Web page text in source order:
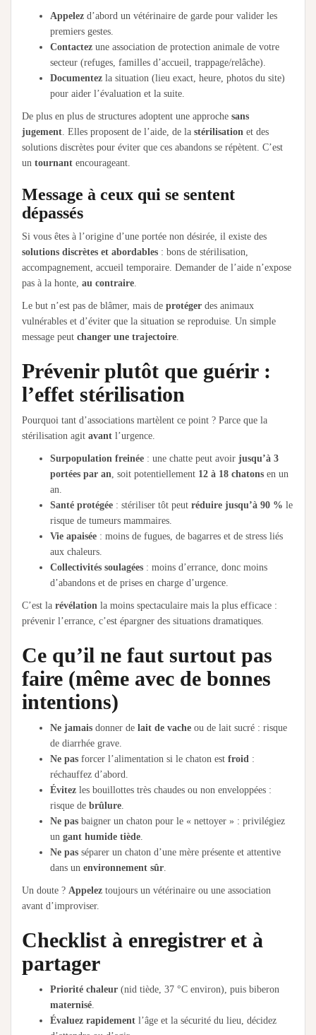
Appelez d’abord un vétérinaire de garde pour valider les
premiers gestes.
Contactez une association de protection animale de votre
secteur (refuges, familles d’accueil, trappage/relâche).
Documentez la situation (lieu exact, heure, photos du site)
pour aider l’évaluation et la suite.
De plus en plus de structures adoptent une approche sans
jugement. Elles proposent de l’aide, de la stérilisation et des
solutions discrètes pour éviter que ces abandons se répètent. C’est
un tournant encourageant.
Message à ceux qui se sentent
dépassés
Si vous êtes à l’origine d’une portée non désirée, il existe des
solutions discrètes et abordables : bons de stérilisation,
accompagnement, accueil temporaire. Demander de l’aide n’expose
pas à la honte, au contraire.
Le but n’est pas de blâmer, mais de protéger des animaux
vulnérables et d’éviter que la situation se reproduise. Un simple
message peut changer une trajectoire.
Prévenir plutôt que guérir :
l’effet stérilisation
Pourquoi tant d’associations martèlent ce point ? Parce que la
stérilisation agit avant l’urgence.
Surpopulation freinée : une chatte peut avoir jusqu’à 3
portées par an, soit potentiellement 12 à 18 chatons en un
an.
Santé protégée : stériliser tôt peut réduire jusqu’à 90 % le
risque de tumeurs mammaires.
Vie apaisée : moins de fugues, de bagarres et de stress liés
aux chaleurs.
Collectivités soulagées : moins d’errance, donc moins
d’abandons et de prises en charge d’urgence.
C’est la révélation la moins spectaculaire mais la plus efficace :
prévenir l’errance, c’est épargner des situations dramatiques.
Ce qu’il ne faut surtout pas
faire (même avec de bonnes
intentions)
Ne jamais donner de lait de vache ou de lait sucré : risque
de diarrhée grave.
Ne pas forcer l’alimentation si le chaton est froid :
réchauffez d’abord.
Évitez les bouillottes très chaudes ou non enveloppées :
risque de brûlure.
Ne pas baigner un chaton pour le « nettoyer » : privilégiez
un gant humide tiède.
Ne pas séparer un chaton d’une mère présente et attentive
dans un environnement sûr.
Un doute ? Appelez toujours un vétérinaire ou une association
avant d’improviser.
Checklist à enregistrer et à
partager
Priorité chaleur (nid tiède, 37 °C environ), puis biberon
maternisé.
Évaluez rapidement l’âge et la sécurité du lieu, décidez